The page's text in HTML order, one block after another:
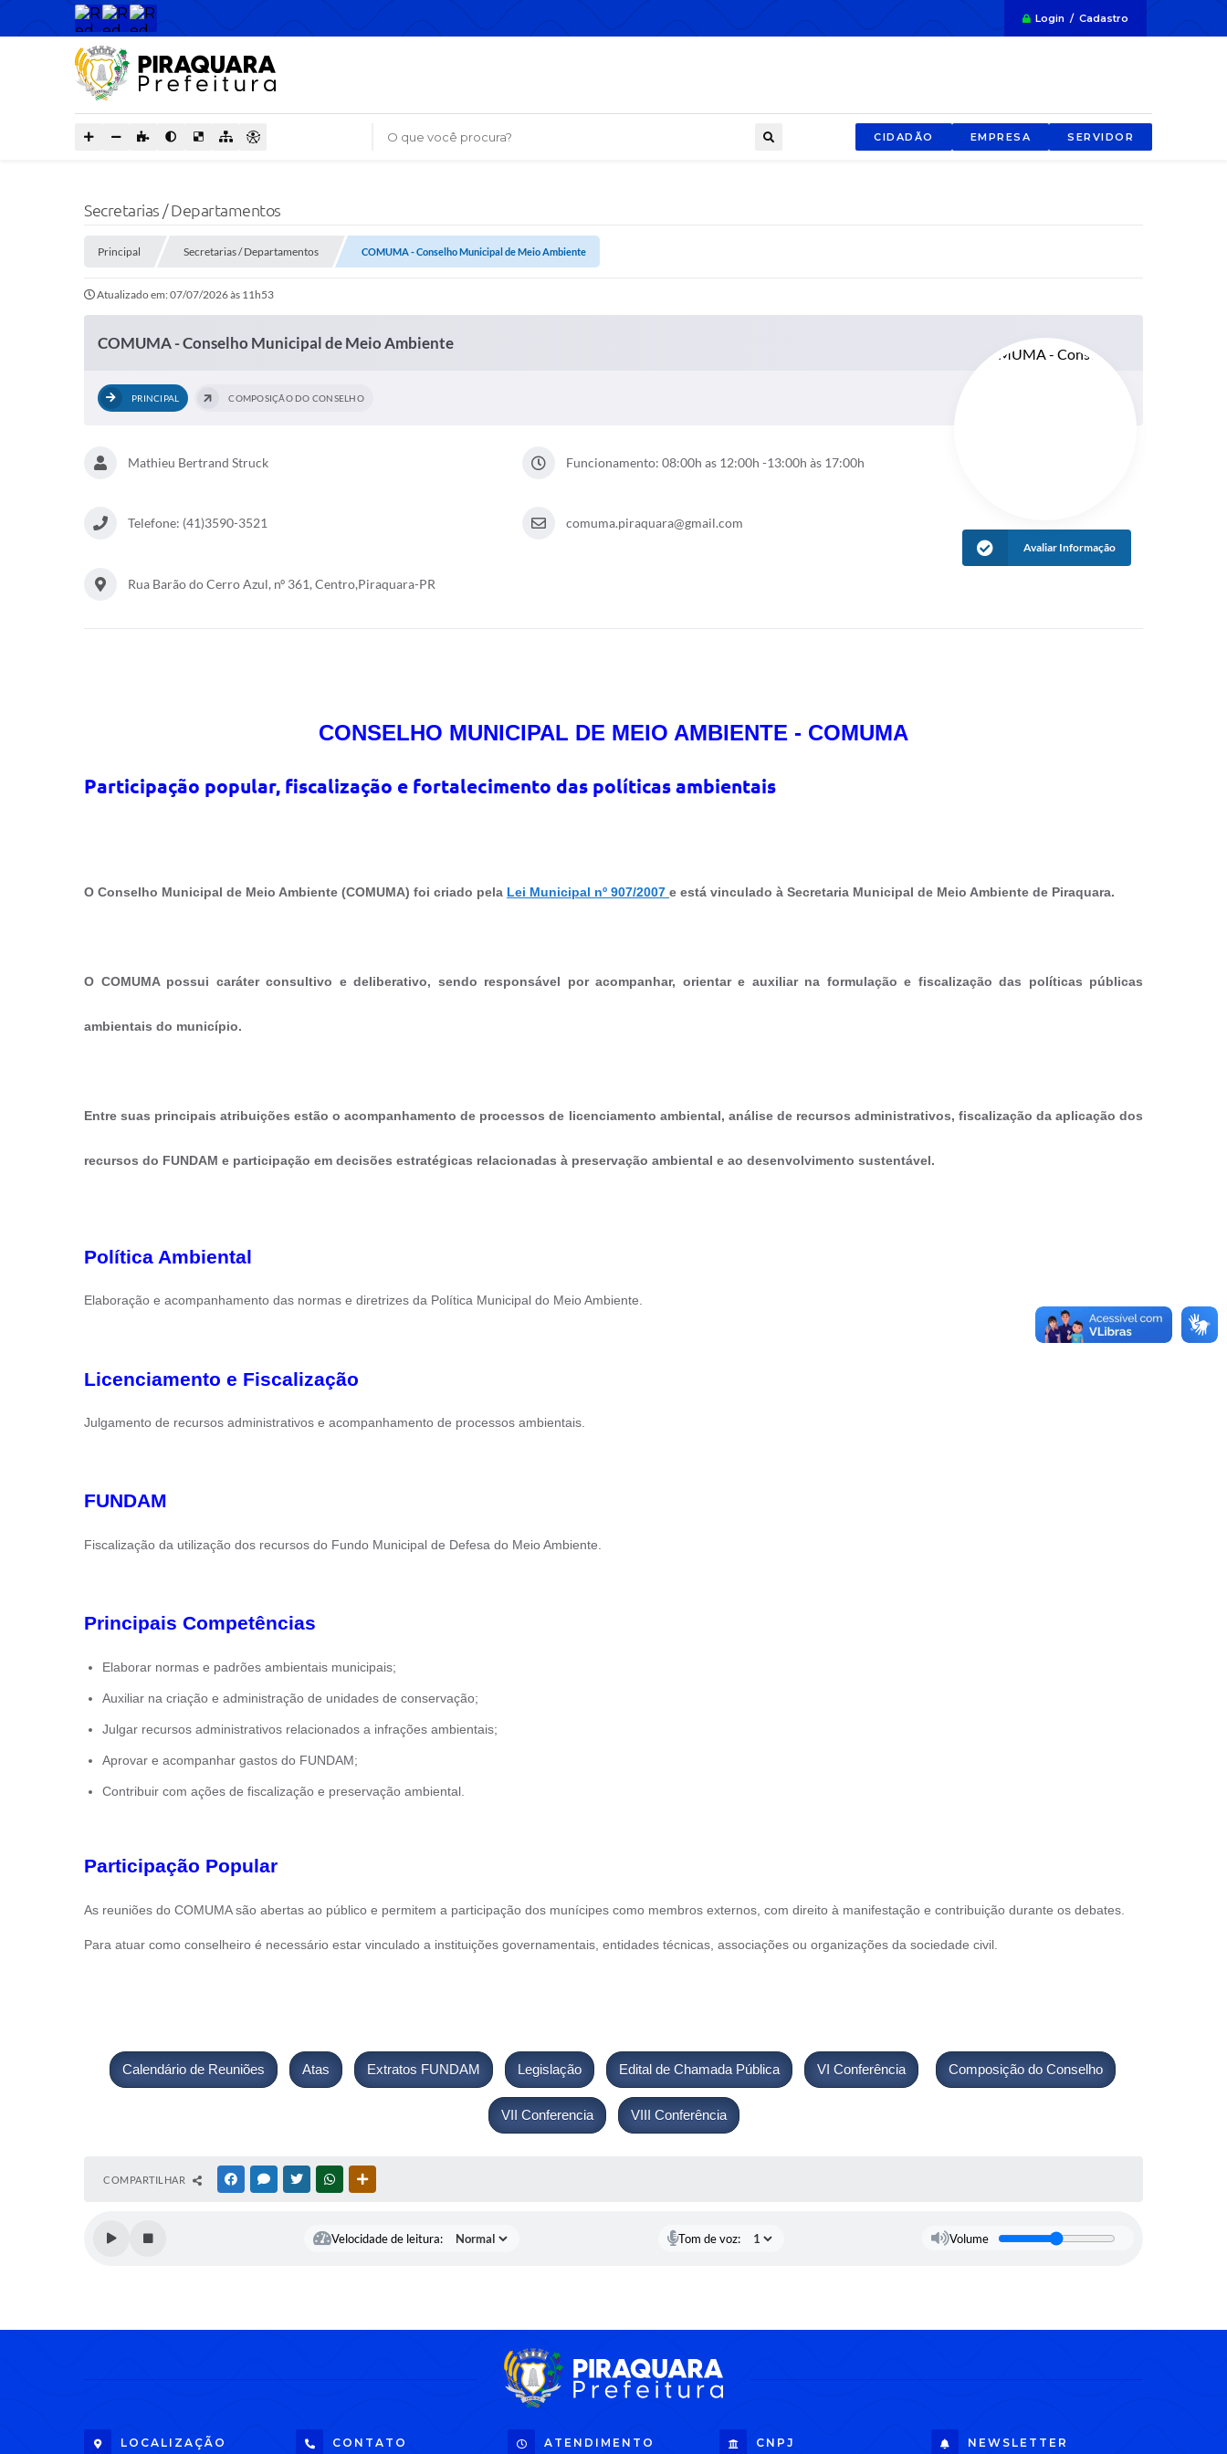
Login / Cadastro
O que você procura? CIDADÃO EMPRESA SERVIDOR
Secretarias / Departamentos
Principal Secretarias / Departamentos COMUMA - Conselho Municipal de Meio Ambiente
Atualizado em: 07/07/2026 às 11h53
COMUMA - Conselho Municipal de Meio Ambiente
PRINCIPAL COMPOSIÇÃO DO CONSELHO
Mathieu Bertrand Struck Funcionamento: 08:00h as 12:00h -13:00h às 17:00h
Telefone: (41)3590-3521 comuma.piraquara@gmail.com
Rua Barão do Cerro Azul, nº 361, Centro,Piraquara-PR
Avaliar Informação
CONSELHO MUNICIPAL DE MEIO AMBIENTE - COMUMA
Participação popular, fiscalização e fortalecimento das políticas ambientais
O Conselho Municipal de Meio Ambiente (COMUMA) foi criado pela Lei Municipal nº 907/2007 e está vinculado à Secretaria Municipal de Meio Ambiente de Piraquara.
O COMUMA possui caráter consultivo e deliberativo, sendo responsável por acompanhar, orientar e auxiliar na formulação e fiscalização das políticas públicas
ambientais do município.
Entre suas principais atribuições estão o acompanhamento de processos de licenciamento ambiental, análise de recursos administrativos, fiscalização da aplicação dos
recursos do FUNDAM e participação em decisões estratégicas relacionadas à preservação ambiental e ao desenvolvimento sustentável.
Política Ambiental
Elaboração e acompanhamento das normas e diretrizes da Política Municipal do Meio Ambiente.
Licenciamento e Fiscalização
Julgamento de recursos administrativos e acompanhamento de processos ambientais.
FUNDAM
Fiscalização da utilização dos recursos do Fundo Municipal de Defesa do Meio Ambiente.
Principais Competências
Elaborar normas e padrões ambientais municipais;
Auxiliar na criação e administração de unidades de conservação;
Julgar recursos administrativos relacionados a infrações ambientais;
Aprovar e acompanhar gastos do FUNDAM;
Contribuir com ações de fiscalização e preservação ambiental.
Participação Popular
As reuniões do COMUMA são abertas ao público e permitem a participação dos munícipes como membros externos, com direito à manifestação e contribuição durante os debates.
Para atuar como conselheiro é necessário estar vinculado a instituições governamentais, entidades técnicas, associações ou organizações da sociedade civil.
Calendário de Reuniões Atas Extratos FUNDAM Legislação Edital de Chamada Pública VI Conferência Composição do Conselho
VII Conferencia VIII Conferência
COMPARTILHAR FACEBOOKMESSENGER
TWITTERWHATSAPP
Velocidade de leitura: Tom de voz: Volume
LOCALIZAÇÃO CONTATO ATENDIMENTO CNPJ NEWSLETTER